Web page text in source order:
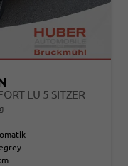
LÜ 5 SITZER